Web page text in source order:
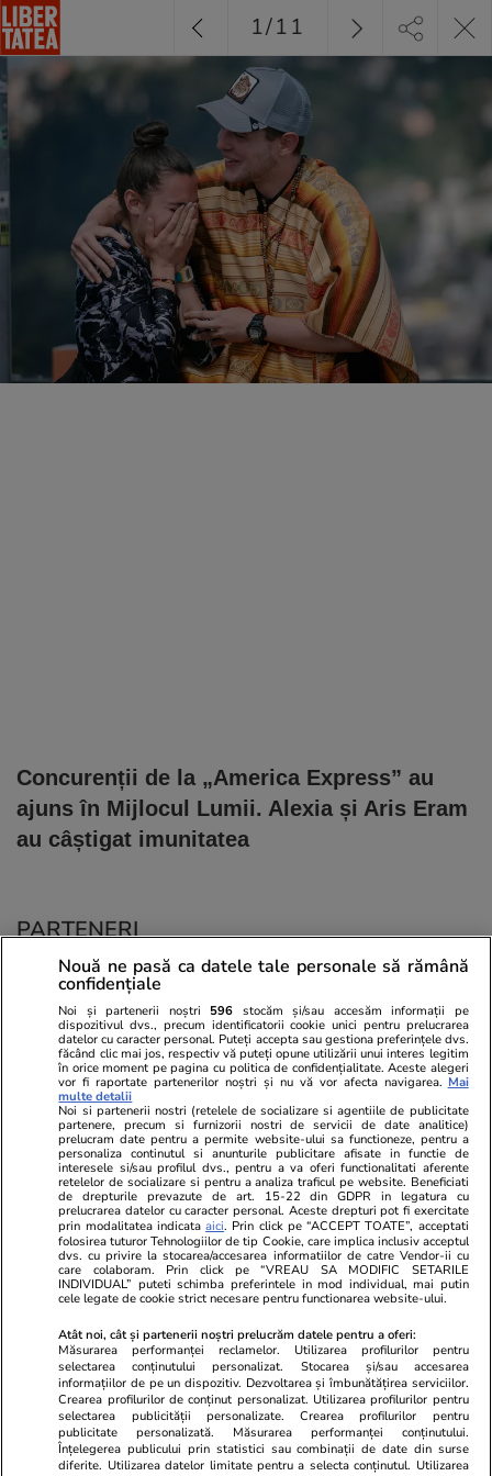
Concurenții de la „America Express” au
ajuns în Mijlocul Lumii. Alexia și Aris Eram
au câștigat imunitatea
1/11
PARTENERI
Viva.ro
"Nici acum nu îi știu bine. Nu îi știu familia".
A tăcut luni întregi, dar acum Gina Matache a
spus adevărul despre relația cu ginerele ei,
Radu Siffr...
Unica.ro
Nu și ei! S-au
căsnicie! Cei doi
secret. Nimeni
motiv al
© 2026 Ringier Romania. Toate drepturile rezervate
Nouă ne pasă ca datele tale personale să rămână
confidențiale
Noi și partenerii noștri 596 stocăm și/sau accesăm informații pe
dispozitivul dvs., precum identificatorii cookie unici pentru prelucrarea
datelor cu caracter personal. Puteți accepta sau gestiona preferințele dvs.
făcând clic mai jos, respectiv vă puteți opune utilizării unui interes legitim
în orice moment pe pagina cu politica de confidențialitate. Aceste alegeri
vor fi raportate partenerilor noștri și nu vă vor afecta navigarea. Mai
multe detalii
Noi si partenerii nostri (retelele de socializare si agentiile de publicitate
partenere, precum si furnizorii nostri de servicii de date analitice)
prelucram date pentru a permite website-ului sa functioneze, pentru a
personaliza continutul si anunturile publicitare afisate in functie de
interesele si/sau profilul dvs., pentru a va oferi functionalitati aferente
retelelor de socializare si pentru a analiza traficul pe website. Beneficiati
de drepturile prevazute de art. 15-22 din GDPR in legatura cu
prelucrarea datelor cu caracter personal. Aceste drepturi pot fi exercitate
prin modalitatea indicataaici. Prin click pe “ACCEPT TOATE”, acceptati
folosirea tuturor Tehnologiilor de tip Cookie, care implica inclusiv acceptul
dvs. cu privire la stocarea/accesarea informatiilor de catre Vendor-ii cu
care colaboram. Prin click pe “VREAU SA MODIFIC SETARILE
INDIVIDUAL” puteti schimba preferintele in mod individual, mai putin
cele legate de cookie strict necesare pentru functionarea website-ului.
Atât noi, cât și partenerii noștri prelucrăm datele pentru a oferi:
Măsurarea performanței reclamelor. Utilizarea profilurilor pentru
selectarea conținutului personalizat. Stocarea și/sau accesarea
informațiilor de pe un dispozitiv. Dezvoltarea și îmbunătățirea serviciilor.
Crearea profilurilor de conținut personalizat. Utilizarea profilurilor pentru
selectarea publicității personalizate. Crearea profilurilor pentru
publicitate personalizată. Măsurarea performanței conținutului.
Înțelegerea publicului prin statistici sau combinații de date din surse
diferite. Utilizarea datelor limitate pentru a selecta conținutul. Utilizarea